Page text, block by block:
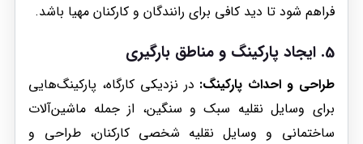
فراهم شود تا دید کافی برای رانندگان و کارکنان مهیا باشد.
5. ایجاد پارکینگ و مناطق بارگیری
طراحی و احداث پارکینگ: در نزدیکی کارگاه، پارکینگ‌هایی
برای وسایل نقلیه سبک و سنگین، از جمله ماشین‌آلات
ساختمانی و وسایل نقلیه شخصی کارکنان، طراحی و